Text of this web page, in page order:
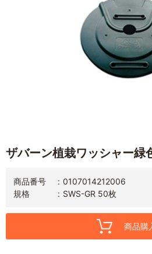
ザバーン植栽ワッシャー緑
商品番号
0107014212006
規格
SWS-GR 50枚
商品購